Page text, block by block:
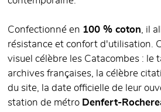
Confectionné en 100 % coton, il
résistance et confort d'utilisation.
visuel célèbre les Catacombes : le
archives françaises, la célèbre
du site, la date officielle de leur
station de métro Denfert-